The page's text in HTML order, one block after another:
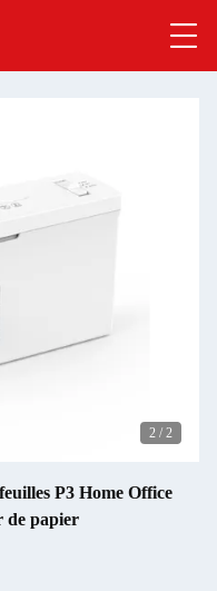
2 / 2
P3 Home Office
de papier